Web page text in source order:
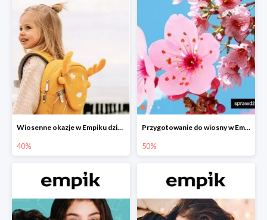
Wiosenne okazje w Empiku dziecko w podróży do -40%
40%
Przygotowanie do wiosny w Empiku - setki produktów do -50%
50%